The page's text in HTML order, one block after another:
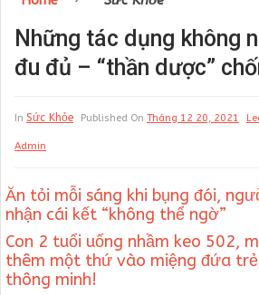
Những tác dụng không
đu đủ – “thần dược”
In Sức Khỏe Published On Tháng 12 20, 2021
Admin
Ăn tỏi mỗi sáng khi bụng đói,
nhận cái kết “không thể ngờ”
Con 2 tuổi uống nhầm keo 502,
thêm một thứ vào miệng đứa
thông minh!